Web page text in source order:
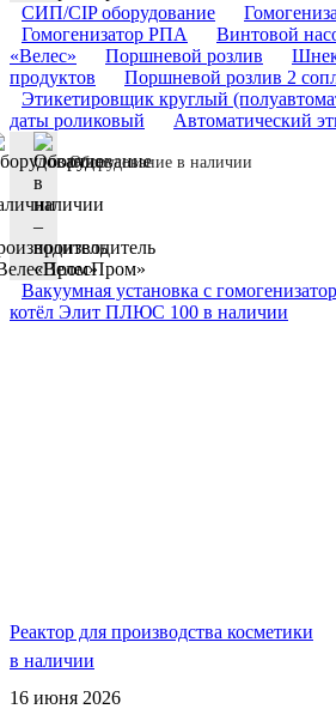
СИП/CIP оборудование
Гомогенизатор РПА
Винтовой
«Велес»
Поршневой розлив
продуктов
Поршневой розлив 2
Этикетировщик круглый
даты роликовый
Автоматический
Оборудование в наличии
Вакуумная установка с
котёл Элит ПЛЮС 100 в наличии
Реактор для производства косметики
в наличии
16 июня 2026